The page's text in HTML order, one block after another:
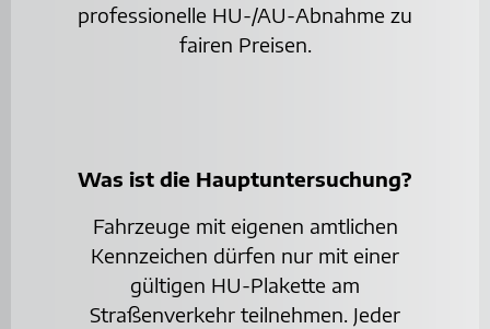
professionelle HU-/AU-Abnahme zu
fairen Preisen.
Was ist die Hauptuntersuchung?
Fahrzeuge mit eigenen amtlichen
Kennzeichen dürfen nur mit einer
gültigen HU-Plakette am
Straßenverkehr teilnehmen. Jeder